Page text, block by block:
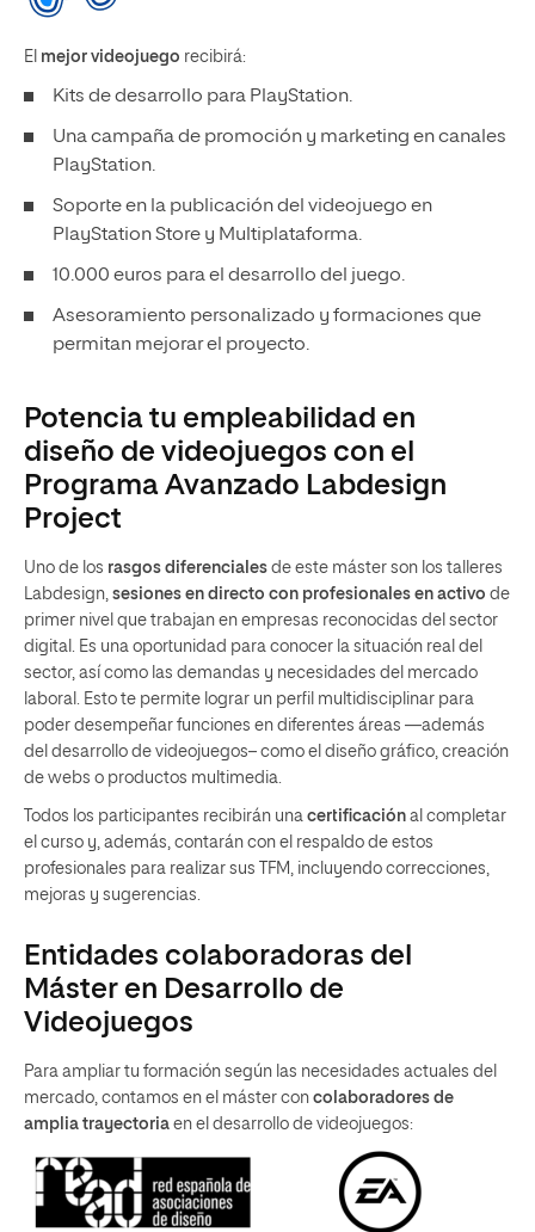
El mejor videojuego recibirá:
Kits de desarrollo para PlayStation.
Una campaña de promoción y marketing en canales
PlayStation.
Soporte en la publicación del videojuego en
PlayStation Store y Multiplataforma.
10.000 euros para el desarrollo del juego.
Asesoramiento personalizado y formaciones que
permitan mejorar el proyecto.
Potencia tu empleabilidad en
diseño de videojuegos con el
Programa Avanzado Labdesign
Project
Uno de los rasgos diferenciales de este máster son los talleres
Labdesign, sesiones en directo con profesionales en activo de
primer nivel que trabajan en empresas reconocidas del sector
digital. Es una oportunidad para conocer la situación real del
sector, así como las demandas y necesidades del mercado
laboral. Esto te permite lograr un perfil multidisciplinar para
poder desempeñar funciones en diferentes áreas —además
del desarrollo de videojuegos– como el diseño gráfico, creación
de webs o productos multimedia.
Todos los participantes recibirán una certificación al completar
el curso y, además, contarán con el respaldo de estos
profesionales para realizar sus TFM, incluyendo correcciones,
mejoras y sugerencias.
Entidades colaboradoras del
Máster en Desarrollo de
Videojuegos
Para ampliar tu formación según las necesidades actuales del
mercado, contamos en el máster con colaboradores de
amplia trayectoria en el desarrollo de videojuegos: